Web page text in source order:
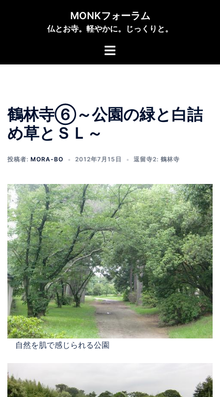
MONKフォーラム
仏とお寺。軽やかに。じっくりと。
ト
ュ
ー
鶴林寺⑥～公園の緑と白詰
め草とＳＬ～
投稿者: MORA-BO 2012年7月15日 逗留寺2: 鶴林寺
自然を肌で感じられる公園